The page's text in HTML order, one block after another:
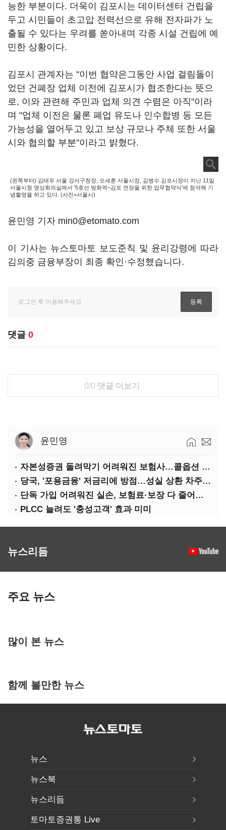
능한 부분이다. 더욱이 김포시는 데이터센터 건립을
두고 시민들이 초고압 전력선으로 유해 전자파가 노
출될 수 있다는 우려를 쏟아내며 각종 시설 건립에 예
민한 상황이다.
김포시 관계자는 "이번 협약은그동안 사업 걸림돌이
었던 건폐장 업체 이전에 김포시가 협조한다는 뜻으
로, 이와 관련해 주민과 업체 의견 수렴은 아직"이라
며 "업체 이전은 물론 폐업 유도나 인수합병 등 모든
가능성을 열어두고 있고 보상 규모나 주체 또한 서울
시와 협의할 부분"이라고 밝혔다.
(왼쪽부터) 김태우 서울 강서구청장, 오세훈 서울시장, 김병수 김포시장이 지난 11일
서울시청 영상회의실에서 '5호선 방화역~김포 연장을 위한 업무협약식'에 참석해 기
념촬영을 하고 있다. (사진=서울시)
윤민영 기자 min0@etomato.com
이 기사는 뉴스토마토 보도준칙 및 윤리강령에 따라
김의중 금융부장이 최종 확인·수정했습니다.
댓글 0
0/0 댓글 더보기
윤민영
자본성증권 돌려막기 어려워진 보험사…콜옵션 부담 급증
당국, '포용금융' 저금리에 방점…성실 상환 차주는 '역차별'
단독 가입 어려워진 실손, 보험료·보장 다 줄어든 5세대는?
PLCC 늘려도 '충성고객' 효과 미미
뉴스리듬
주요 뉴스
많이 본 뉴스
함께 볼만한 뉴스
뉴스
뉴스북
뉴스리듬
토마토증권통 Live